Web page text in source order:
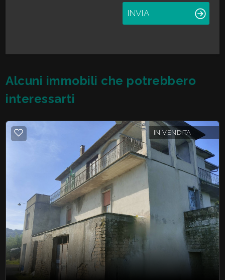
INVIA
Alcuni immobili che potrebbero
interessarti
IN VENDITA